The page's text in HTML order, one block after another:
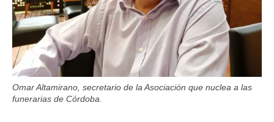
Omar Altamirano, secretario de la Asociación que nuclea a las
funerarias de Córdoba.